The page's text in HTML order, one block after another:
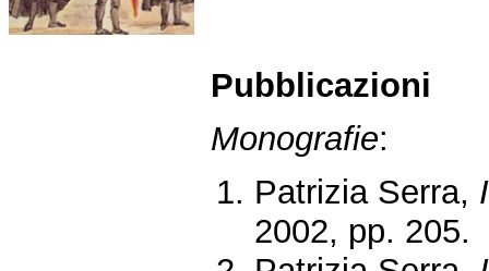
Pubblicazioni
Monografie:
Patrizia Serra,
2002, pp. 205.